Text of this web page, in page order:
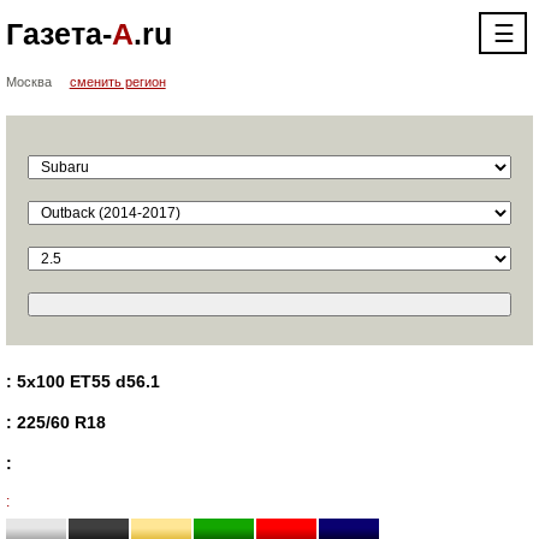
Газета-А.ru ☰
Москва сменить регион
: 5x100 ET55 d56.1
: 225/60 R18
:
: